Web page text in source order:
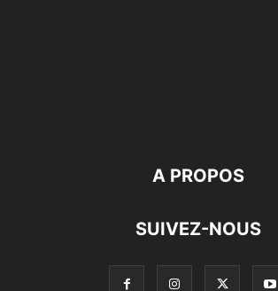
A PROPOS
SUIVEZ-NOUS